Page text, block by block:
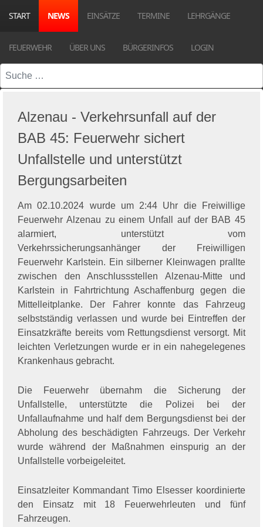
START NEWS EINSÄTZE TERMINE LEHRGÄNGE
FEUERWEHR ÜBER UNS BÜRGERINFOS LOGIN
Suchen
Alzenau - Verkehrsunfall auf der
BAB 45: Feuerwehr sichert
Unfallstelle und unterstützt
Bergungsarbeiten
Am 02.10.2024 wurde um 2:44 Uhr die Freiwillige
Feuerwehr Alzenau zu einem Unfall auf der BAB 45
alarmiert, unterstützt vom
Verkehrssicherungsanhänger der Freiwilligen
Feuerwehr Karlstein. Ein silberner Kleinwagen prallte
zwischen den Anschlussstellen Alzenau-Mitte und
Karlstein in Fahrtrichtung Aschaffenburg gegen die
Mittelleitplanke. Der Fahrer konnte das Fahrzeug
selbstständig verlassen und wurde bei Eintreffen der
Einsatzkräfte bereits vom Rettungsdienst versorgt. Mit
leichten Verletzungen wurde er in ein nahegelegenes
Krankenhaus gebracht.
Die Feuerwehr übernahm die Sicherung der
Unfallstelle, unterstützte die Polizei bei der
Unfallaufnahme und half dem Bergungsdienst bei der
Abholung des beschädigten Fahrzeugs. Der Verkehr
wurde während der Maßnahmen einspurig an der
Unfallstelle vorbeigeleitet.
Einsatzleiter Kommandant Timo Elsesser koordinierte
den Einsatz mit 18 Feuerwehrleuten und fünf
Fahrzeugen.